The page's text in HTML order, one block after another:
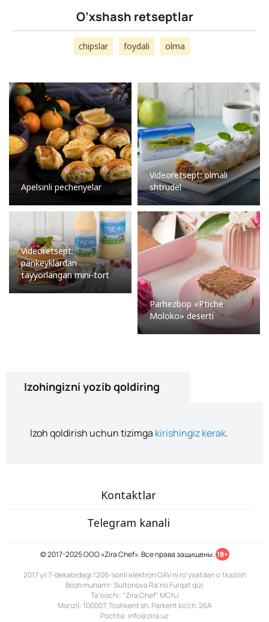
O’xshash retseptlar
chipslar foydali olma
Apelsinli pechenyelar
Videoretsept: olmali
shtrudel
Videoretsept:
pankeyklardan
tayyorlangan mini-tort
Parhezbop «Ptiche
Moloko» deserti
Izohingizni yozib qoldiring
Izoh qoldirish uchun tizimga kirishingiz kerak.
Kontaktlar
Telegram kanali
© 2017-2025 ООО «Zira Chef». Все права защищены. 18+
2017 yil 7-dekabrdagi 1206-sonli elektron OAV ni ro'yxatdan o'tkazish
Bosh muharrir: Sultonova Ra’no Furqat qizi
Ta'sischi: "Zira Chef" MChJ
Manzil: 100007, Toshkent sh. Parkent ko'ch. 26A
Pochta: info@zira.uz